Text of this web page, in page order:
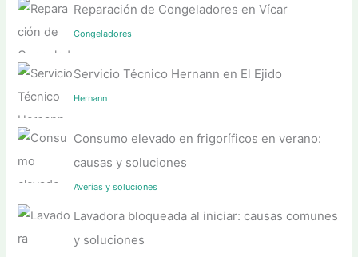
Reparación de Congeladores en Vícar
Congeladores
Servicio Técnico Hernann en El Ejido
Hernann
Consumo elevado en frigoríficos en verano:
causas y soluciones
Averías y soluciones
Lavadora bloqueada al iniciar: causas comunes
y soluciones